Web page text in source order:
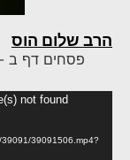
הרב שלום הוס
פסחים דף ב -
not found
39091/39091506.mp4?